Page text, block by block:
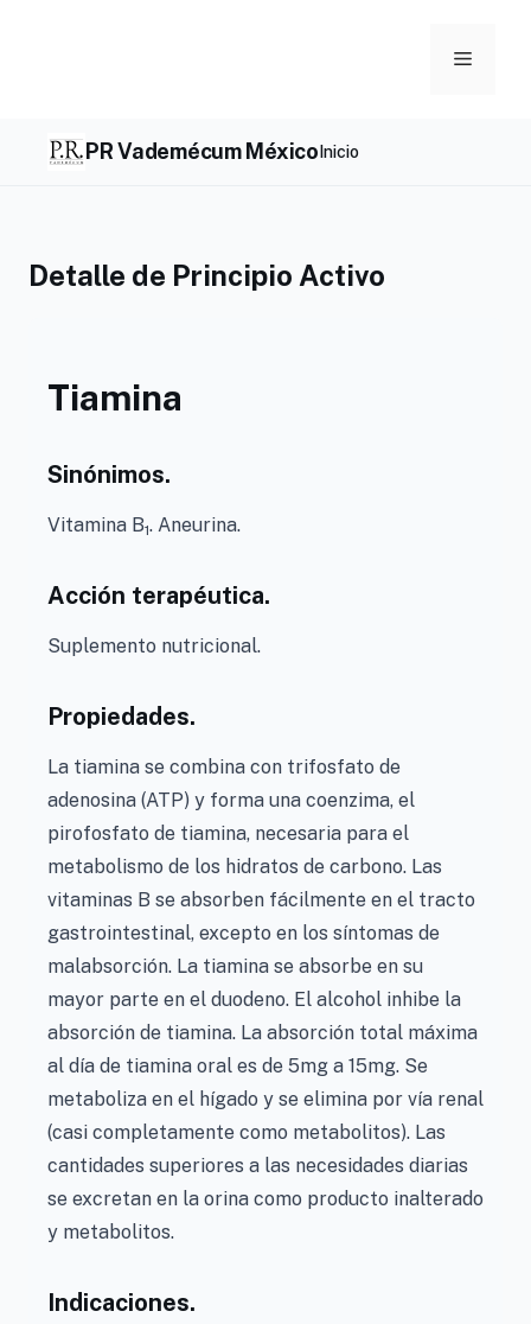
Menu
PR Vademécum MéxicoInicio
Detalle de Principio Activo
Tiamina
Sinónimos.
Vitamina B1. Aneurina.
Acción terapéutica.
Suplemento nutricional.
Propiedades.
La tiamina se combina con trifosfato de
adenosina (ATP) y forma una coenzima, el
pirofosfato de tiamina, necesaria para el
metabolismo de los hidratos de carbono. Las
vitaminas B se absorben fácilmente en el tracto
gastrointestinal, excepto en los síntomas de
malabsorción. La tiamina se absorbe en su
mayor parte en el duodeno. El alcohol inhibe la
absorción de tiamina. La absorción total máxima
al día de tiamina oral es de 5mg a 15mg. Se
metaboliza en el hígado y se elimina por vía renal
(casi completamente como metabolitos). Las
cantidades superiores a las necesidades diarias
se excretan en la orina como producto inalterado
y metabolitos.
Indicaciones.